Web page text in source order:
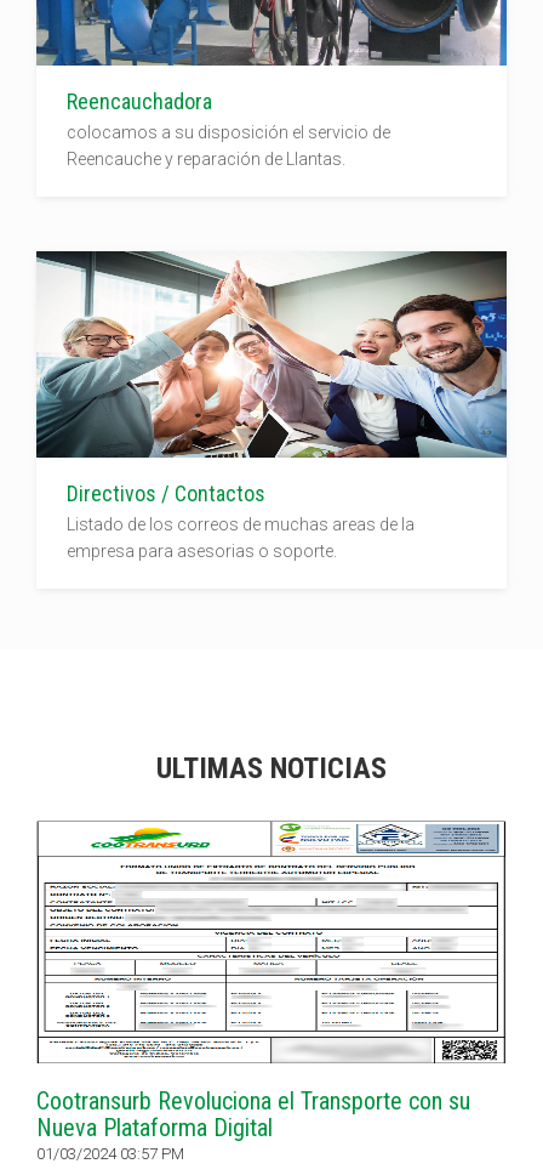
Reencauchadora
colocamos a su disposición el servicio de
Reencauche y reparación de Llantas.
Directivos / Contactos
Listado de los correos de muchas areas de la
empresa para asesorias o soporte.
ULTIMAS NOTICIAS
Cootransurb Revoluciona el Transporte con su
Nueva Plataforma Digital
01/03/2024 03:57 PM